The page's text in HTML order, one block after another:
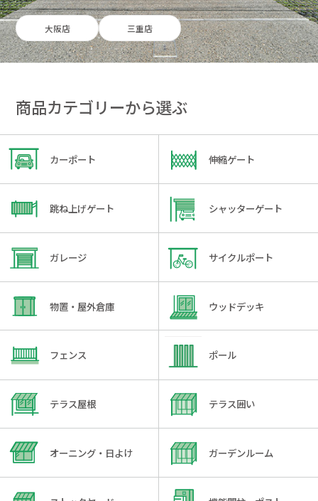
大阪店 三重店
商品カテゴリーから選ぶ
カーポート 伸縮ゲート
跳ね上げゲート シャッターゲート
ガレージ サイクルポート
物置・屋外倉庫 ウッドデッキ
フェンス ポール
テラス屋根 テラス囲い
オーニング・日よけ ガーデンルーム